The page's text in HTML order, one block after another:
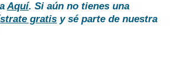
Aquí. Si aún no tienes una
gratis y sé parte de nuestra